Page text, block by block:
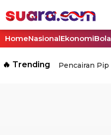
HomeNasionalEkonomiBola
🔥 Trending Pencairan Pip